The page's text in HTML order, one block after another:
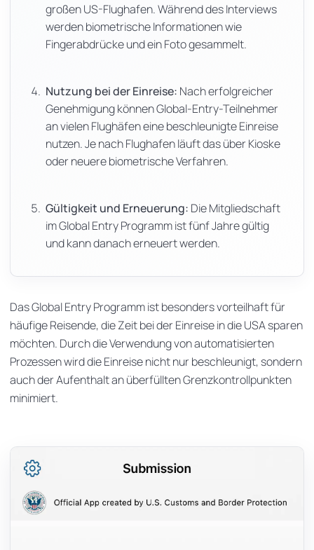
großen US-Flughafen. Während des Interviews
werden biometrische Informationen wie
Fingerabdrücke und ein Foto gesammelt.
Nutzung bei der Einreise: Nach erfolgreicher
Genehmigung können Global-Entry-Teilnehmer
an vielen Flughäfen eine beschleunigte Einreise
nutzen. Je nach Flughafen läuft das über Kioske
oder neuere biometrische Verfahren.
Gültigkeit und Erneuerung: Die Mitgliedschaft
im Global Entry Programm ist fünf Jahre gültig
und kann danach erneuert werden.
Das Global Entry Programm ist besonders vorteilhaft für
häufige Reisende, die Zeit bei der Einreise in die USA sparen
möchten. Durch die Verwendung von automatisierten
Prozessen wird die Einreise nicht nur beschleunigt, sondern
auch der Aufenthalt an überfüllten Grenzkontrollpunkten
minimiert.